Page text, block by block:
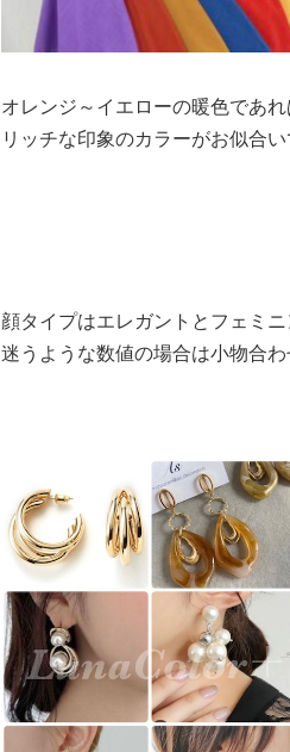
オレンジ～イエローの暖色であ
リッチな印象のカラーがお似合
顔タイプはエレガントとフェミニ
迷うような数値の場合は小物合